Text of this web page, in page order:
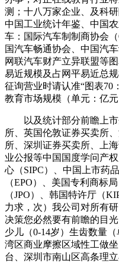
测；十八万家企业、及科
中国工业统计年鉴、中国
车：国际汽车制制商协会
国汽车畅通协会、中国汽
网联汽车财产立异联盟等
易近规模及占网平易近总
征询营业时请认准“图表70
教育市场规模（单元：亿元
以及统计部分前瞻上市
所、英国伦敦证券买卖所
所、深圳证券买卖所、上
业公报等中国国度学问产
心（SIPC）、中国上市药
（EPO）、美国专利商标
（JPO）、韩国特许厅（
力求，次）我公司对所有
决策您必然要有前瞻的目
少儿（0-14岁）生齿数量
湾区商业摩擦区域性工做
台、深圳市南山区高条理